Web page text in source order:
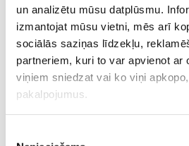
un analizētu mūsu datplūsmu.
izmantojat mūsu vietni, mēs arī
sociālās saziņas līdzekļu,
partneriem, kuri to var apvienot ar
viņiem sniedzat vai ko viņi
pakalpojumus.
Atbalsti imunitāti ar ikdienas
miegs, stresa mazināšana,
sabalansēts uzturs – tas viss
aizsargspējas.
Rūpējies par gļotādas un
maksts gļotāda un līdzsvarota
organisma aizsargbarjeras.